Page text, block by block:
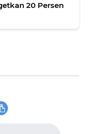
20 Persen